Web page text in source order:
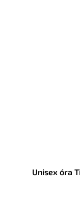
Unisex óra